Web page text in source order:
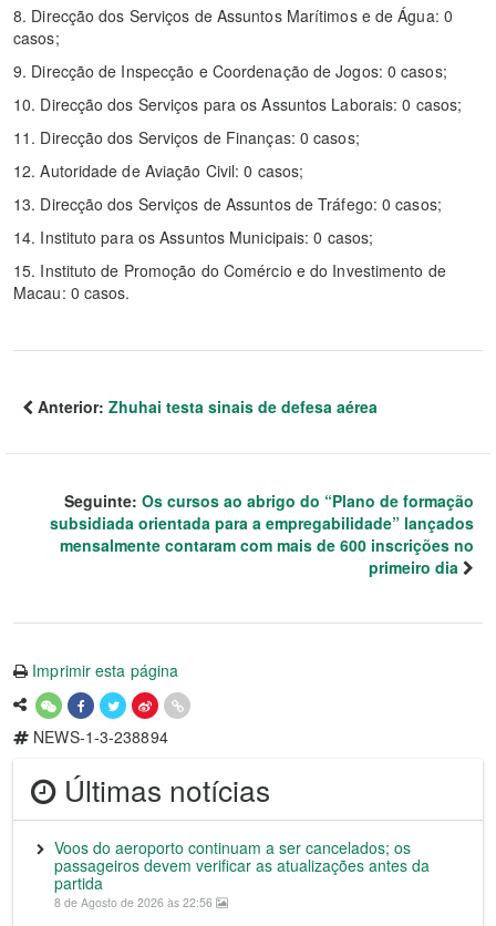
8. Direcção dos Serviços de Assuntos Marítimos e de Água: 0
casos;
9. Direcção de Inspecção e Coordenação de Jogos: 0 casos;
10. Direcção dos Serviços para os Assuntos Laborais: 0 casos;
11. Direcção dos Serviços de Finanças: 0 casos;
12. Autoridade de Aviação Civil: 0 casos;
13. Direcção dos Serviços de Assuntos de Tráfego: 0 casos;
14. Instituto para os Assuntos Municipais: 0 casos;
15. Instituto de Promoção do Comércio e do Investimento de
Macau: 0 casos.
Anterior: Zhuhai testa sinais de defesa aérea
Seguinte: Os cursos ao abrigo do “Plano de formação
subsidiada orientada para a empregabilidade” lançados
mensalmente contaram com mais de 600 inscrições no
primeiro dia
Imprimir esta página
NEWS-1-3-238894
Últimas notícias
Voos do aeroporto continuam a ser cancelados; os
passageiros devem verificar as atualizações antes da
partida
8 de Agosto de 2026 às 22:56